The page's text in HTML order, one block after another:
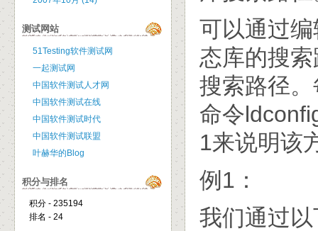
可以通过
态库的搜
搜索路径
命令
1来说明该
例1：
我们通过
测试网站
51Testing软件测试网
一起测试网
中国软件测试人才网
中国软件测试在线
中国软件测试时代
中国软件测试联盟
叶赫华的Blog
积分与排名
积分 - 235194
排名 - 24